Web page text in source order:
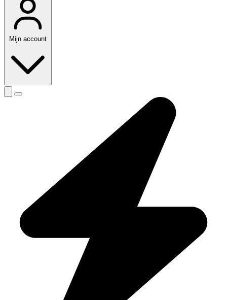
Mijn account